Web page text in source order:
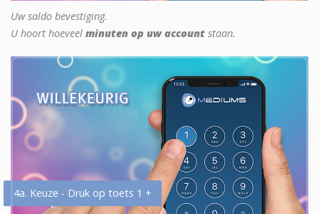
Uw saldo bevestiging.
U hoort hoeveel minuten op uw account staan.
4a. Keuze - Druk op toets 1 +